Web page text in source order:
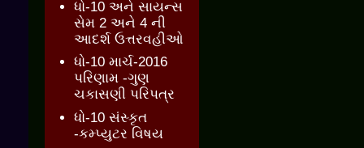
ધો-10 અને સાયન્સ
સેમ 2 અને 4 ની
આદર્શ ઉત્તરવહીઓ
ધો-10 માર્ચ-2016
પરિણામ -ગુણ
ચકાસણી પરિપત્ર
ધો-10 સંસ્કૃત
-કમ્પ્યુટર વિષય